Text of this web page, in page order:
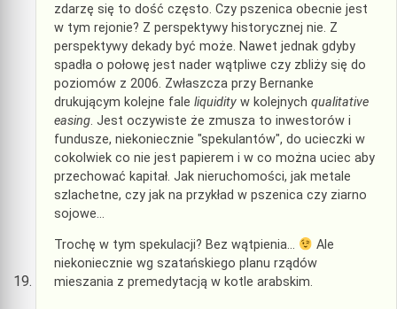
zdarzę się to dość często. Czy pszenica obecnie jest
w tym rejonie? Z perspektywy historycznej nie. Z
perspektywy dekady być może. Nawet jednak gdyby
spadła o połowę jest nader wątpliwe czy zbliży się do
poziomów z 2006. Zwłaszcza przy Bernanke
drukującym kolejne fale liquidity w kolejnych qualitative
easing. Jest oczywiste że zmusza to inwestorów i
fundusze, niekoniecznie "spekulantów", do ucieczki w
cokolwiek co nie jest papierem i w co można uciec aby
przechować kapitał. Jak nieruchomości, jak metale
szlachetne, czy jak na przykład w pszenica czy ziarno
sojowe…
Trochę w tym spekulacji? Bez wątpienia…
Ale
niekoniecznie wg szatańskiego planu rządów
mieszania z premedytacją w kotle arabskim.